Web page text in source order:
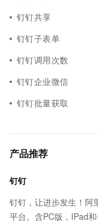
钉钉共享
钉钉子表单
钉钉调用次数
钉钉企业微信
钉钉批量获取
产品推荐
钉钉
钉钉，让进步发生！阿
平台。含PC版，IPad